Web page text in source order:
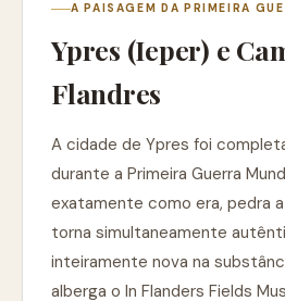
A PAISAGEM DA PRIMEIRA
Ypres (Ieper) e
Flandres
A cidade de Ypres foi
durante a Primeira Guerra
exatamente como era, pedra
torna simultaneamente
inteiramente nova na
alberga o In Flanders Fields